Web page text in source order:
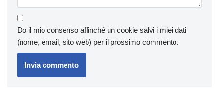
Do il mio consenso affinché un cookie salvi i miei dati
(nome, email, sito web) per il prossimo commento.